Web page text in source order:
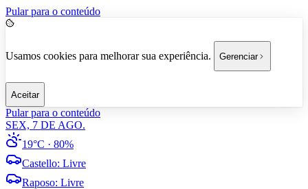
Pular para o conteúdo
Usamos cookies para melhorar sua experiência. Gerenciar
Aceitar
Pular para o conteúdo
SEX, 7 DE AGO.
19°C · 80%
Castello: Livre
Raposo: Livre